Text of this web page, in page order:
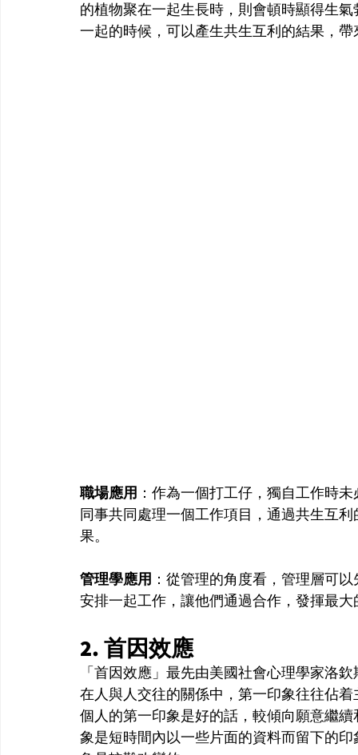
的植物聚在一起生長時，則會頓時顯得生
一起的時候，可以產生共生互利的結果，帶
職場應用 ：作為一個打工仔，獨自工作時
同事共同處理一個工作項目，通過共生互
果。
管理學應用 ：從管理的角度看，管理層可
安排一起工作，讓他們通過合作，發揮最大
2. 首因效應
「首因效應」最先由美國社會心理學家洛
在人與人交往的關係中，第一印象往往佔
個人的第一印象是好的話，較傾向願意繼
象是短時間內以一些片面的資料而留下的